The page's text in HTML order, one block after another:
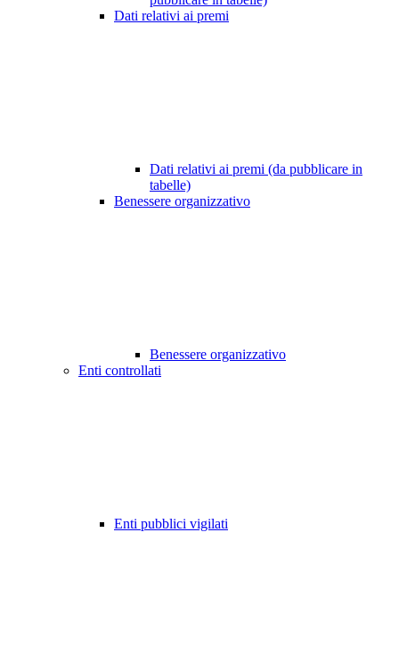
Dati relativi ai premi
Dati relativi ai premi (da pubblicare in
tabelle)
Benessere organizzativo
Benessere organizzativo
Enti controllati
Enti pubblici vigilati